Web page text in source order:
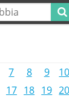
7 8 9
10
17 18 19 20